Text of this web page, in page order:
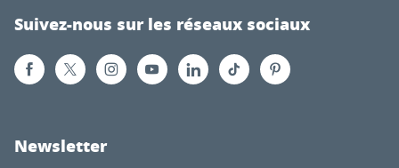
Suivez-nous sur les réseaux sociaux
Newsletter